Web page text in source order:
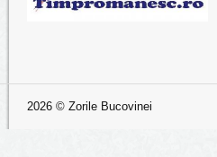
2026 © Zorile Bucovinei